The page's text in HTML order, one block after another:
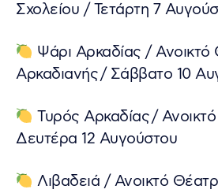
Σχολείου / Τετάρτη 7
Ψάρι Αρκαδίας /
Αρκαδιανής / Σάββατο 10
Τυρός Αρκαδίας /
Δευτέρα 12 Αυγούστου
Λιβαδειά / Ανοικτό